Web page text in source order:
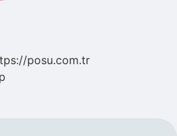
posu.com.tr